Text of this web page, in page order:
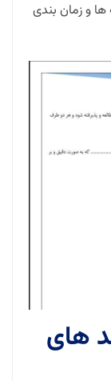
و زمان بندی
های